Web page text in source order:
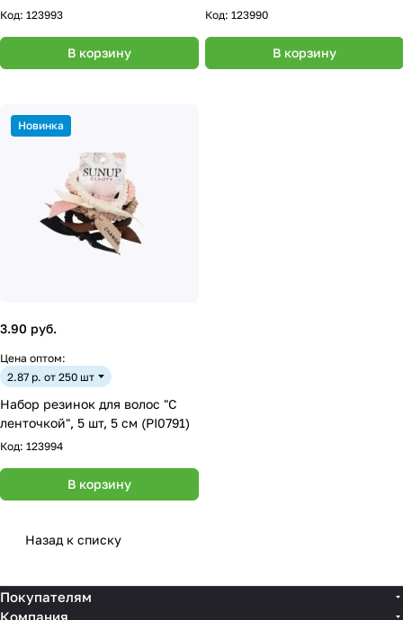
Код: 123993
В корзину
Код: 123990
В корзину
Новинка
3.90 руб.
Цена оптом:
2.87 р. от 250 шт
Набор резинок для волос "С
ленточкой", 5 шт, 5 см (PI0791)
Код: 123994
В корзину
Назад к списку
Покупателям
Компания